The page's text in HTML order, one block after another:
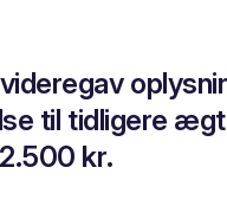
til tidligere
kr.